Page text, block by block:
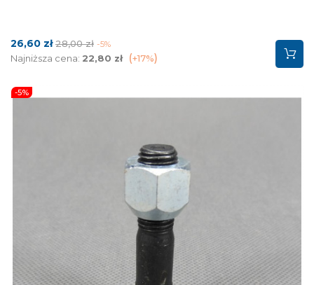
Cena
26,60 zł Cena
podstawowa
28,00 zł -5%
Najniższa cena: 22,80 zł +17%
-5%